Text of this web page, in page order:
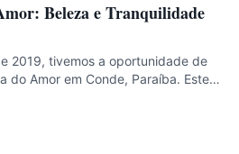
Beleza e Tranquilidade
2019, tivemos a oportunidade de
do Amor em Conde, Paraíba. Este…